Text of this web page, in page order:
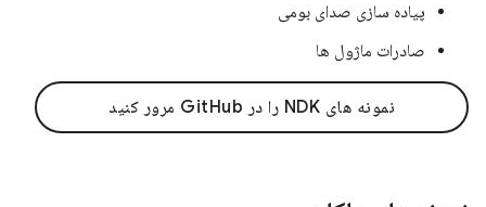
پیاده سازی صدای بومی
صادرات ماژول ها
نمونه های NDK را در GitHub مرور کنید